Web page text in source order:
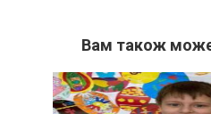
Вам також